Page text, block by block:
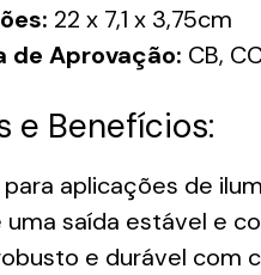
22 x 7,1 x 3,75cm
de Aprovação: CB,
e Benefícios:
aplicações de
uma saída estável e
e durável com